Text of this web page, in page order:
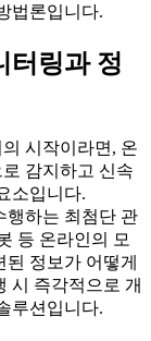
법론입니다.
터링과 정
시작이라면, 온
감지하고 신속
소입니다.
행하는 최첨단 관
등 온라인의 모
정보가 어떻게
시 즉각적으로 개
루션입니다.